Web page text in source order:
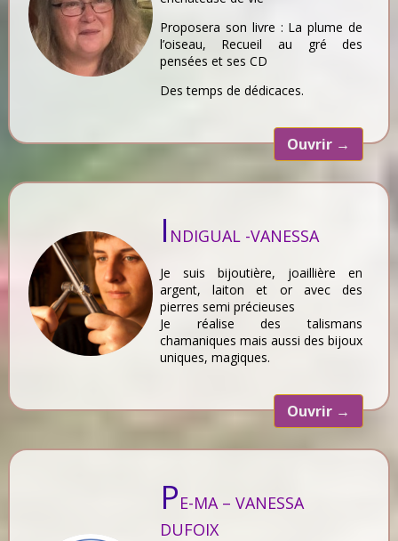
Proposera son livre : La plume de
l’oiseau, Recueil au gré des
pensées et ses CD
Des temps de dédicaces.
Ouvrir →
I NDIGUAL -VANESSA
Je suis bijoutière, joaillière en
argent, laiton et or avec des
pierres semi précieuses
Je réalise des talismans
chamaniques mais aussi des bijoux
uniques, magiques.
Ouvrir →
PE-MA – VANESSA
DUFOIX